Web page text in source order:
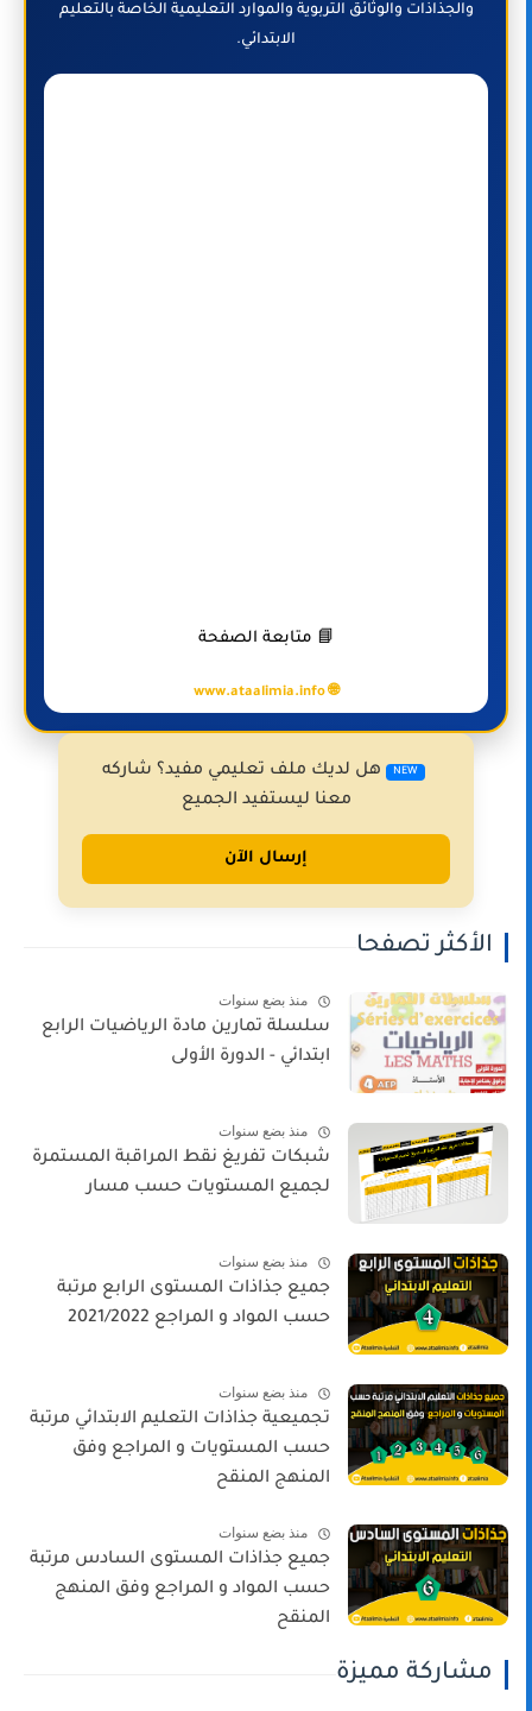
والجذاذات والوثائق التربوية والموارد التعليمية الخاصة بالتعليم
الابتدائي.
📘 متابعة الصفحة
🌐 www.ataalimia.info
NEW
هل لديك ملف تعليمي مفيد؟ شاركه
معنا ليستفيد الجميع
إرسال الآن
الأكثر تصفحا
منذ بضع سنوات
سلسلة تمارين مادة الرياضيات الرابع
ابتدائي - الدورة الأولى
منذ بضع سنوات
شبكات تفريغ نقط المراقبة المستمرة
لجميع المستويات حسب مسار
منذ بضع سنوات
جميع جذاذات المستوى الرابع مرتبة
حسب المواد و المراجع 2021/2022
منذ بضع سنوات
تجميعية جذاذات التعليم الابتدائي مرتبة
حسب المستويات و المراجع وفق
المنهج المنقح
منذ بضع سنوات
جميع جذاذات المستوى السادس مرتبة
حسب المواد و المراجع وفق المنهج
المنقح
مشاركة مميزة